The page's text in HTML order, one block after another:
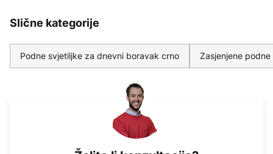
Slične kategorije
Podne svjetiljke za dnevni boravak crno Zasjenjene